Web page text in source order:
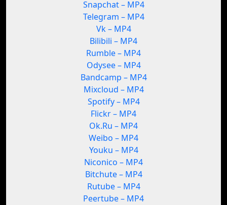
Snapchat – MP4
Telegram – MP4
Vk – MP4
Bilibili – MP4
Rumble – MP4
Odysee – MP4
Bandcamp – MP4
Mixcloud – MP4
Spotify – MP4
Flickr – MP4
Ok.Ru – MP4
Weibo – MP4
Youku – MP4
Niconico – MP4
Bitchute – MP4
Rutube – MP4
Peertube – MP4